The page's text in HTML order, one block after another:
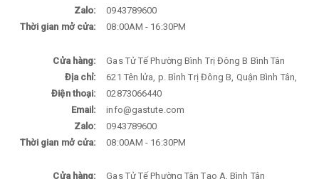
Zalo:
0943789600
Thời gian mở cửa:
08:00AM - 16:30PM
Cửa hàng:
Gas Tử Tế Phường Bình Trị Đông B Bình Tân
Địa chỉ:
621 Tên lửa, p. Bình Trị Đông B, Quận Bình Tân,
Điện thoại:
02873066440
Email:
info@gastute.com
Zalo:
0943789600
Thời gian mở cửa:
08:00AM - 16:30PM
Cửa hàng: Gas Tử Tế Phường Tân Tạo A, Bình Tân